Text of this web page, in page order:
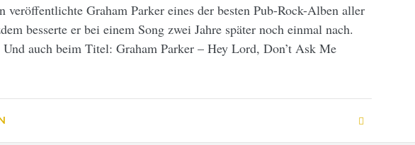
veröffentlichte Graham Parker eines der besten Pub-Rock-Alben aller
besserte er bei einem Song zwei Jahre später noch einmal nach.
auch beim Titel: Graham Parker – Hey Lord, Don’t Ask Me